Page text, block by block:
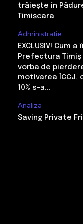
trăiește în
Timișoara
Administratie
EXCLUSIV! Cum
Prefectura Timiș
vorba de
motivarea ÎCCJ,
10% s-a...
Analiza
Saving Private